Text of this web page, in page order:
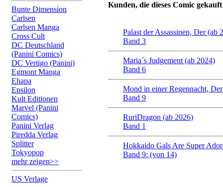
Bunte Dimension
Carlsen
Carlsen Manga
Cross Cult
DC Deutschland
(Panini Comics)
DC Vertigo (Panini)
Egmont Manga
Ehapa
Epsilon
Kult Editionen
Marvel (Panini
Comics)
Panini Verlag
Piredda Verlag
Splitter
Tokyopop
mehr zeigen>>
US Verlage
Kunden, die dieses Comic
Palast der Assassinen, Der (ab
Band 3
Maria´s Judgement (ab 2024)
Band 6
Mond in einer Regennacht,
Band 9
RuriDragon (ab 2026)
Band 1
Hokkaido Gals Are Super
Band 9: (von 14)